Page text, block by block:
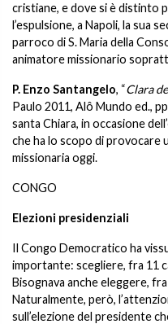
cristiane, e dove si è distinto
l’espulsione, a Napoli, la sua
parroco di S. Maria della
animatore missionario
P. Enzo Santangelo, “Clara
Paulo 2011, Alô Mundo ed.,
santa Chiara, in occasione
che ha lo scopo di provocare
missionaria oggi.
CONGO
Elezioni presidenziali
Il Congo Democratico ha
importante: scegliere, fra 11
Bisognava anche eleggere,
Naturalmente, però,
sull’elezione del presidente